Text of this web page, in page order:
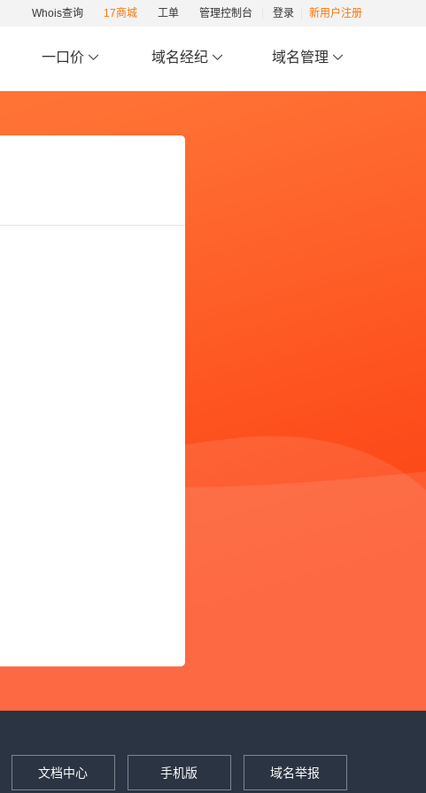
Whois查询 17商城 工单 管理控制台 登录 新用户注册
一口价 域名经纪 域名管理
文档中心 手机版 域名举报